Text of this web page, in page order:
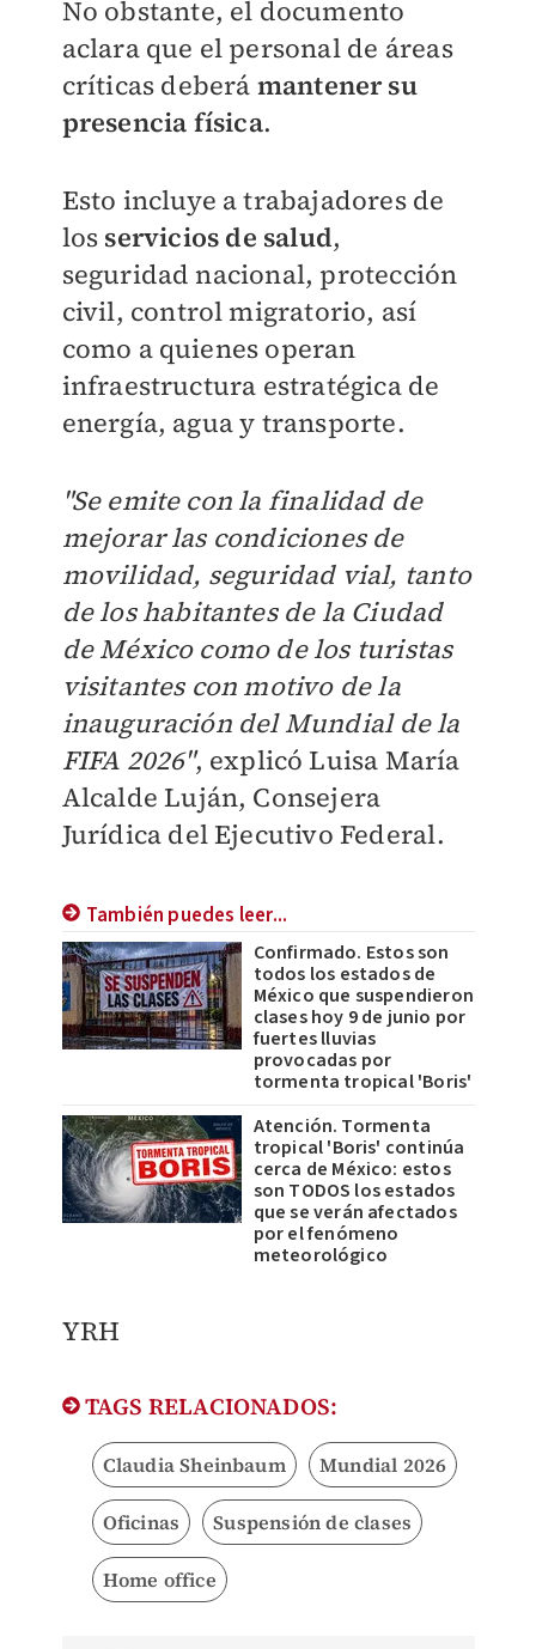
No obstante, el documento
aclara que el personal de áreas
críticas deberá mantener su
presencia física.
Esto incluye a trabajadores de
los servicios de salud,
seguridad nacional, protección
civil, control migratorio, así
como a quienes operan
infraestructura estratégica de
energía, agua y transporte.
"Se emite con la finalidad de
mejorar las condiciones de
movilidad, seguridad vial, tanto
de los habitantes de la Ciudad
de México como de los turistas
visitantes con motivo de la
inauguración del Mundial de la
FIFA 2026", explicó Luisa María
Alcalde Luján, Consejera
Jurídica del Ejecutivo Federal.
También puedes leer...
Confirmado. Estos son
todos los estados de
México que suspendieron
clases hoy 9 de junio por
fuertes lluvias
provocadas por
tormenta tropical 'Boris'
Atención. Tormenta
tropical 'Boris' continúa
cerca de México: estos
son TODOS los estados
que se verán afectados
por el fenómeno
meteorológico
YRH
TAGS RELACIONADOS:
Claudia Sheinbaum Mundial 2026
Oficinas Suspensión de clases
Home office